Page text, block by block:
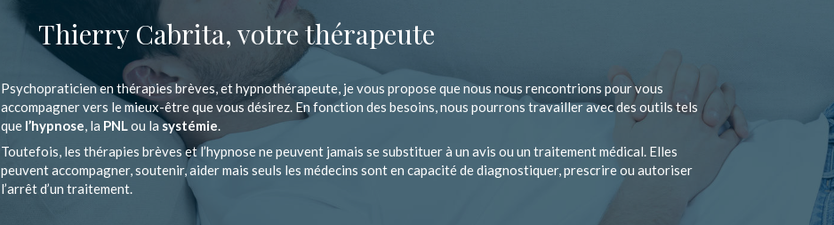
Thierry Cabrita, votre thérapeute
Psychopraticien en thérapies brèves, et hypnothérapeute, je vous propose que nous nous rencontrions pour vous
accompagner vers le mieux-être que vous désirez. En fonction des besoins, nous pourrons travailler avec des outils tels
que l’hypnose, la PNLou lasystémie.
Toutefois, les thérapies brèves et l’hypnose ne peuvent jamais se substituer à un avis ou un traitement médical. Elles
peuvent accompagner, soutenir, aider mais seuls les médecins sont en capacité de diagnostiquer, prescrire ou autoriser
l’arrêt d’un traitement.